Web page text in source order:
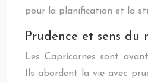
pour la planification et la
Prudence et sens du
Les Capricornes sont
Ils abordent la vie avec